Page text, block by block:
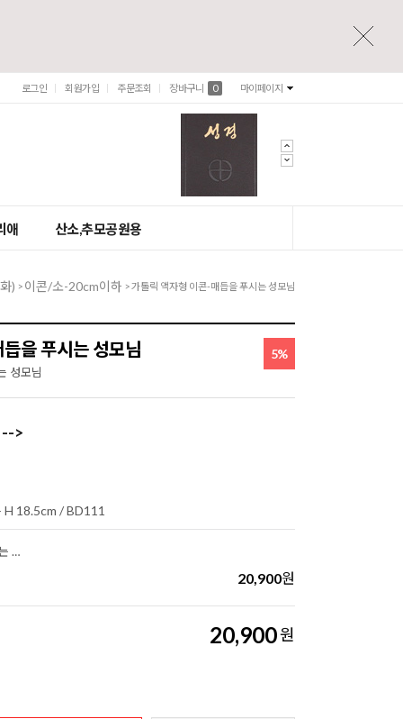
로그인 회원가입 주문조회 장바구니 0 마이페이지
애 산소,추모공원용
) > 이콘/소-20cm이하 > 가톨릭 액자형 이콘-매듭을 푸시는 성모님
을 푸시는 성모님
성모님
5%
-->
18.5cm / BD111
가톨릭 액자형 이콘-매듭을 푸시는 성모님
20,900원
20,900원